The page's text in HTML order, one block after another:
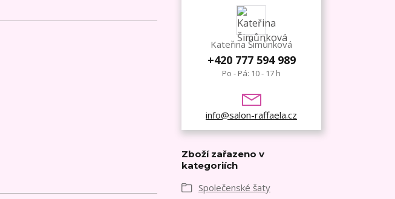
Kateřina Šimůnková
+420 777 594 989
Po - Pá: 10 - 17 h
info@salon-raffaela.cz
Zboží zařazeno v
kategoriích
Společenské šaty